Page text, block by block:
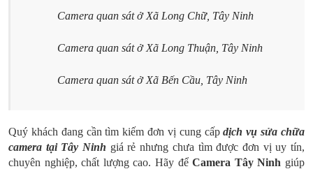
Camera quan sát ở Xã Long Chữ, Tây Ninh
Camera quan sát ở Xã Long Thuận, Tây Ninh
Camera quan sát ở Xã Bến Cầu, Tây Ninh
Quý khách đang cần tìm kiếm đơn vị cung cấpdịch vụ sửa chữa
camera tại Tây Ninh giá rẻ nhưng chưa tìm được đơn vị uy tín,
chuyên nghiệp, chất lượng cao. Hãy đểCamera Tây Ninh giúp